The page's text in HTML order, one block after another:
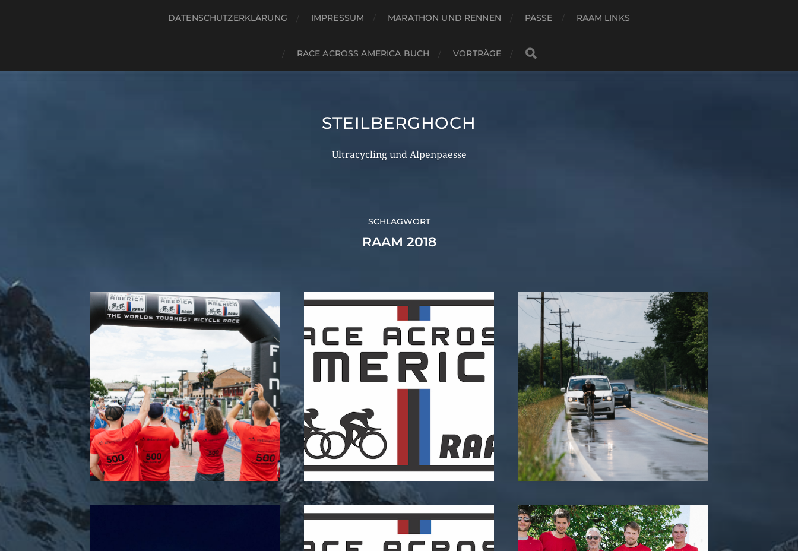
DATENSCHUTZERKLÄRUNG IMPRESSUM MARATHON UND RENNEN PÄSSE RAAM LINKS
RACE ACROSS AMERICA BUCH VORTRÄGE
STEILBERGHOCH
Ultracycling und Alpenpaesse
SCHLAGWORT
RAAM 2018